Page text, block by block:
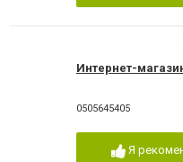
Интернет-
0505645405
Я